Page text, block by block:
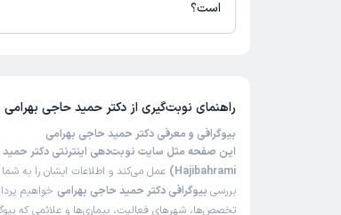
است؟
راهنمای نوبت‌گیری از دکتر حمید حاجی بهرامی
بیوگرافی و معرفی دکتر حمید حاجی بهرامی
Hajibahrami)
عمل می‌کند و اطلاعات ایشان را به
بررسی بیوگرافی دکتر حمید حاجی بهرامی خواهیم
تخصص‌ها، شهرهای فعالیت، بیماری‌ها و علائمی که